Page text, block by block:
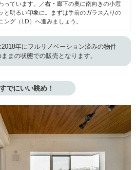
っています。／右・ 廊下の奥に南向きの小窓
と明るい印象に。まずは手前のガラス入りの
グ（LD）へ進みましょう。
年にフルリノベーション済みの物件
まの状態での販売となります。
すでにいい眺め！